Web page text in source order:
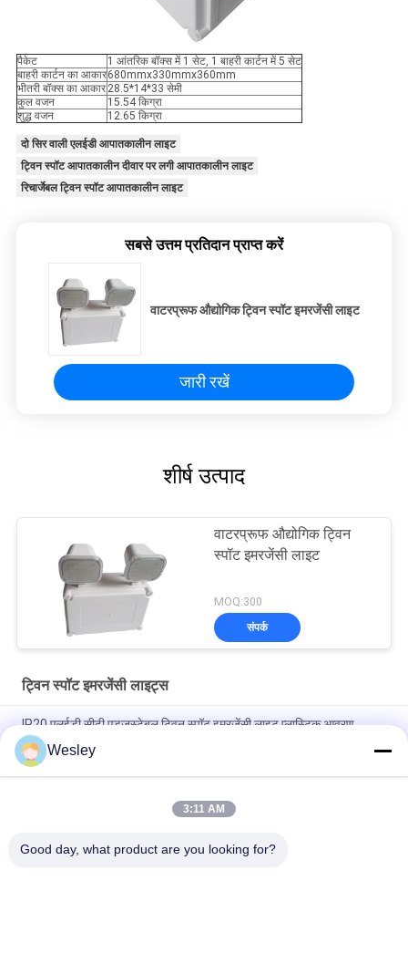
पैकेट
1 आंतरिक बॉक्स में 1 सेट, 1 बाहरी कार्टन में 5 सेट
बाहरी कार्टन का आकार680mmx330mmx360mm
भीतरी बॉक्स का आकार 28.5*14*33 सेमी
कुल वजन
15.54 किग्रा
शुद्ध वजन
12.65 किग्रा
दो सिर वाली एलईडी आपातकालीन लाइट
ट्विन स्पॉट आपातकालीन दीवार पर लगी आपातकालीन लाइट
रिचार्जेबल ट्विन स्पॉट आपातकालीन लाइट
सबसे उत्तम प्रतिदान प्राप्त करें
वाटरप्रूफ औद्योगिक ट्विन स्पॉट इमरजेंसी लाइट
जारी रखें
शीर्ष उत्पाद
वाटरप्रूफ औद्योगिक ट्विन
स्पॉट इमरजेंसी लाइट
MOQ:300
संपर्क
ट्विन स्पॉट इमरजेंसी लाइट्स
IP20 एलईडी सीढ़ी एडजस्टेबल ट्विन स्पॉट इमरजेंसी लाइट प्लास्टिक आवरण
3 साल की वारंटी, 3.6V/1.6Ah बैटरी और 3 घंटे की अवधि के साथ सीई ब्लैक केसिंग
एलईडी ट्विन स्पॉट इमरजेंसी लाइट
आईपी65 वाटरप्रूफ 2X4W ट्विन स्पॉट इमरजेंसी लाइट 3 साल की वारंटी और
Wesley
3:11 AM
Good day, what product are you looking for?